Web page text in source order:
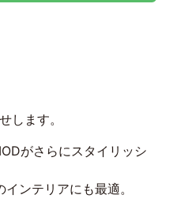
します。
がさらにスタイリッシ
ンテリアにも最適。